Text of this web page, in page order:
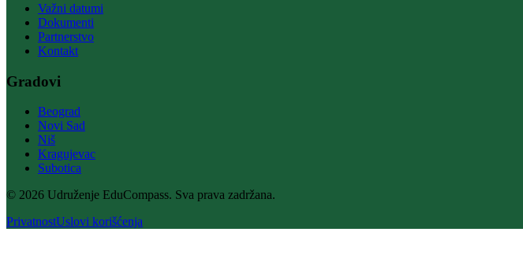
Važni datumi
Dokumenti
Partnerstvo
Kontakt
Gradovi
Beograd
Novi Sad
Niš
Kragujevac
Subotica
© 2026 Udruženje EduCompass. Sva prava zadržana.
PrivatnostUslovi korišćenja